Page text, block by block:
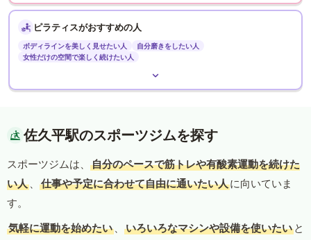
ピラティスがおすすめの人
ボディラインを美しく見せたい人
自分磨きをしたい人
女性だけの空間で楽しく続けたい人
佐久平駅のスポーツジムを探す
スポーツジムは、
自分のペースで筋トレや有酸素運動を続けた
い人 、 仕事や予定に合わせて自由に通いたい人に向いていま
す。
気軽に運動を始めたい 、 いろいろなマシンや設備を使いたい と